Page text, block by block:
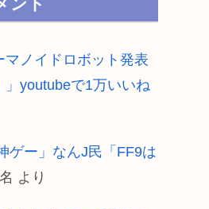
ント
マノイドロボット発表
」youtubeで1万いいね
ゲー」なんJ民「FF9は
より